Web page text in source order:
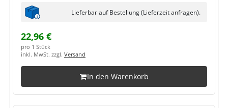
Lieferbar auf Bestellung (Lieferzeit anfragen).
22,96 €
pro 1 Stück
inkl. MwSt. zzgl. Versand
In den Warenkorb